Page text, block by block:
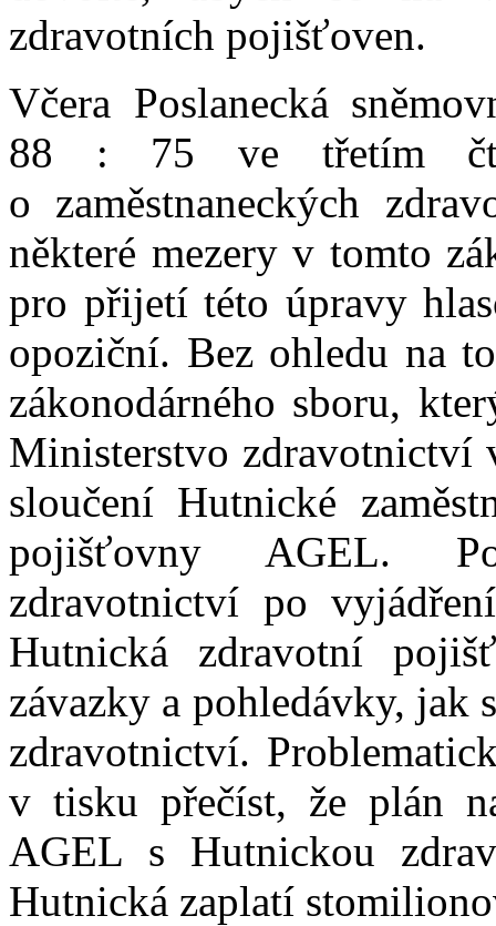
zdravotních pojišťoven.
Včera Poslanecká
88 : 75 ve třetím
o zaměstnaneckých
některé mezery v tomto
pro přijetí této úpravy
opoziční. Bez ohledu na
zákonodárného sboru,
Ministerstvo zdravotnictví
sloučení Hutnické
pojišťovny AGEL.
zdravotnictví po
Hutnická zdravotní
závazky a pohledávky,
zdravotnictví.
v tisku přečíst, že plán
AGEL s Hutnickou
Hutnická zaplatí